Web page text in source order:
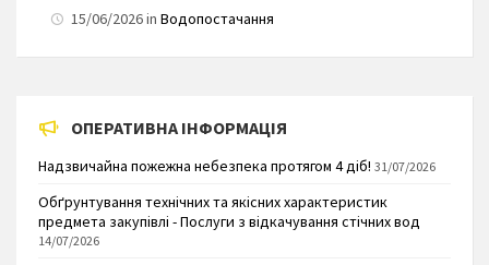
15/06/2026 in Водопостачання
ОПЕРАТИВНА ІНФОРМАЦІЯ
Надзвичайна пожежна небезпека протягом 4 діб! 31/07/2026
Обґрунтування технічних та якісних характеристик
предмета закупівлі - Послуги з відкачування стічних вод
14/07/2026